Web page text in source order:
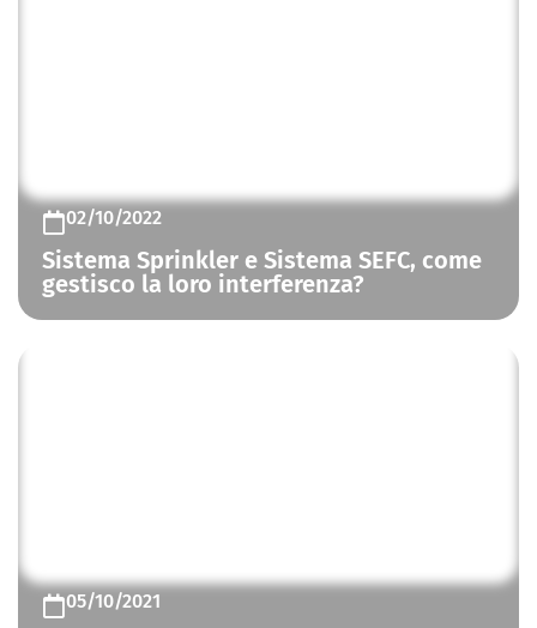
02/10/2022
Sistema Sprinkler e Sistema SEFC, come
gestisco la loro interferenza?
05/10/2021